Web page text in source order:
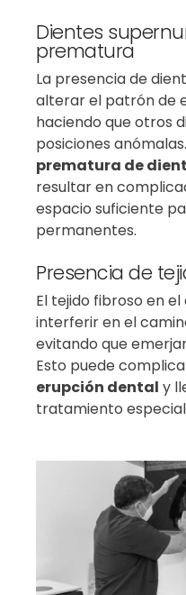
Dientes
prematura
La presencia de
alterar el patrón de
haciendo que otros
posiciones
prematura de
resultar en
espacio suficiente
permanentes.
Presencia de
El tejido fibroso en
interferir en el
evitando que
Esto puede
erupción dental y
tratamiento